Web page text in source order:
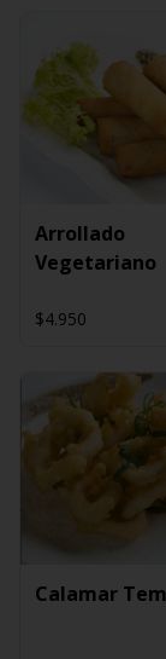
Arrollado
Vegetariano
$4.950
Calamar